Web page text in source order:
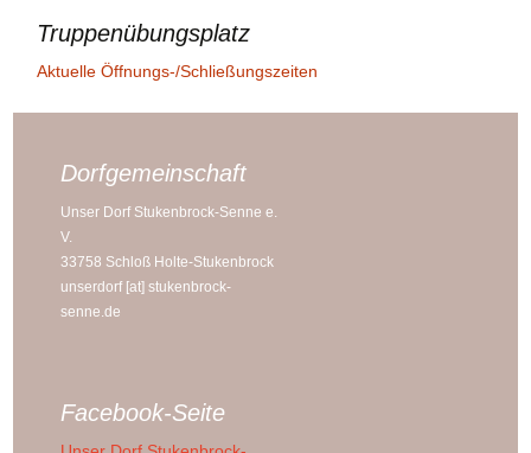
Truppenübungsplatz
Aktuelle Öffnungs-/Schließungszeiten
Dorfgemeinschaft
Unser Dorf Stukenbrock-Senne e.
V.
33758 Schloß Holte-Stukenbrock
unserdorf [at] stukenbrock-
senne.de
Facebook-Seite